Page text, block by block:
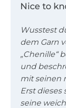
Nice to
Wusstest
dem Garn
„Chenille“
und
mit seinen
Erst dieses
seine